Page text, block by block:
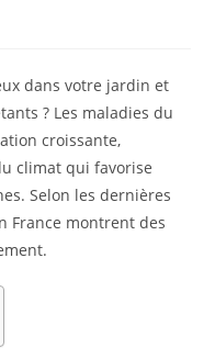
dans votre jardin et
? Les maladies du
croissante,
climat qui favorise
Selon les dernières
France montrent des